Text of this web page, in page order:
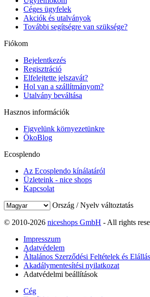
Céges ügyfelek
Akciók és utalványok
További segítségre van szüksége?
Fiókom
Bejelentkezés
Regisztráció
Elfelejtette jelszavát?
Hol van a szállítmányom?
Utalvány beváltása
Hasznos információk
Figyelünk környezetünkre
ÖkoBlog
Ecosplendo
Az Ecosplendo kínálatáról
Üzleteink - nice shops
Kapcsolat
Ország / Nyelv változtatás
© 2010-2026 niceshops GmbH - All rights
Impresszum
Adatvédelem
Általános Szerződési Feltételek és
Akadálymentesítési nyilatkozat
Adatvédelmi beállítások
Cég